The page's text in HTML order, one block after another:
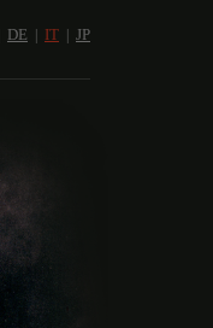
DE IT JP